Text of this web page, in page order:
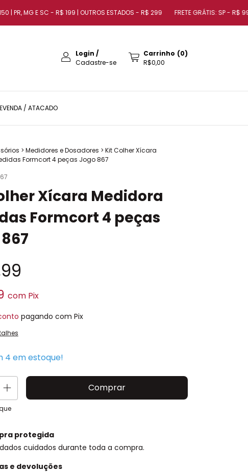
MG E SC - R$ 199 | OUTROS ESTADOS - R$ 299 FRETE GRÁTIS: SP - R$ 99 |
Login /
Cadastre-se
Carrinho (0)
R$0,00
/ ATACADO
> Medidores e Dosadores > Kit Colher Xícara
Formcort 4 peças Jogo 867
Xícara Medidora
Formcort 4 peças
com Pix
pagando com Pix
4 em estoque!
protegida
cuidados durante toda a compra.
e devoluções